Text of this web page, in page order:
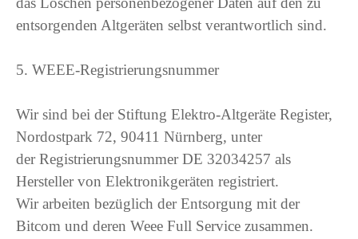
entsorgenden Altgeräten selbst verantwortlich sind.
5. WEEE-Registrierungsnummer
Wir sind bei der Stiftung Elektro-Altgeräte Register,
Nordostpark 72, 90411 Nürnberg, unter
der Registrierungsnummer DE 32034257 als
Hersteller von Elektronikgeräten registriert.
Wir arbeiten bezüglich der Entsorgung mit der
Bitcom und deren Weee Full Service zusammen.